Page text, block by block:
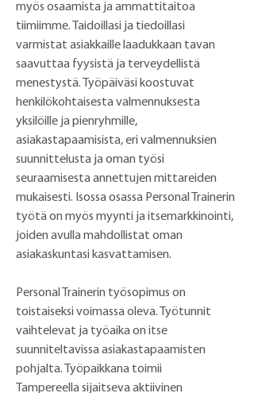
myös osaamista ja ammattitaitoa
tiimiimme. Taidoillasi ja tiedoillasi
varmistat asiakkaille laadukkaan tavan
saavuttaa fyysistä ja terveydellistä
menestystä. Työpäiväsi koostuvat
henkilökohtaisesta valmennuksesta
yksilöille ja pienryhmille,
asiakastapaamisista, eri valmennuksien
suunnittelusta ja oman työsi
seuraamisesta annettujen mittareiden
mukaisesti. Isossa osassa Personal Trainerin
työtä on myös myynti ja itsemarkkinointi,
joiden avulla mahdollistat oman
asiakaskuntasi kasvattamisen.
Personal Trainerin työsopimus on
toistaiseksi voimassa oleva. Työtunnit
vaihtelevat ja työaika on itse
suunniteltavissa asiakastapaamisten
pohjalta. Työpaikkana toimii
Tampereella sijaitseva aktiivinen